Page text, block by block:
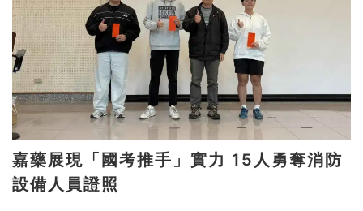
嘉藥展現「國考推手」實力 15人勇奪消防
設備人員證照